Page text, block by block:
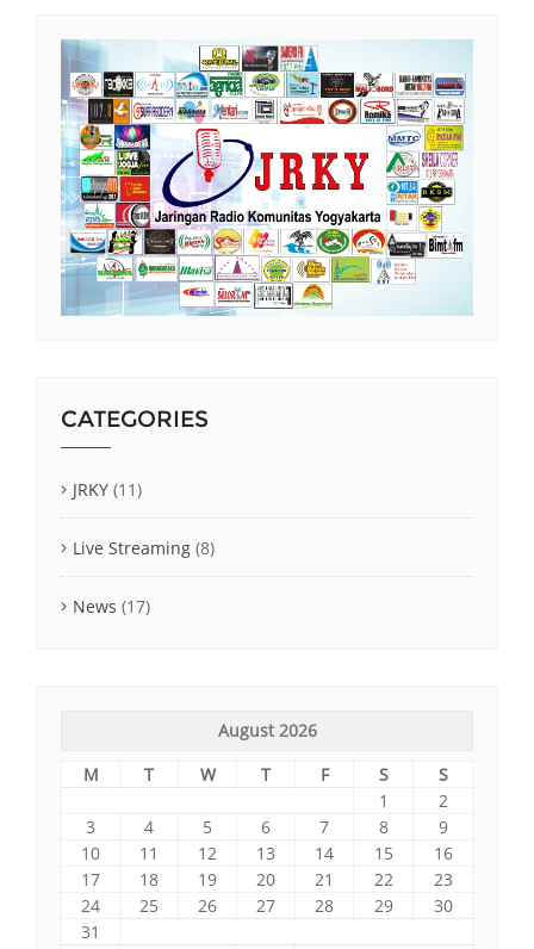
CATEGORIES
JRKY (11)
Live Streaming (8)
News (17)
August 2026
M
T W T F S S
1
2
3
4 5 6 7 8
9
10
11 12 13 14 15
16
17
18 19 20 21 22
23
24
25 26 27 28 29
30
31